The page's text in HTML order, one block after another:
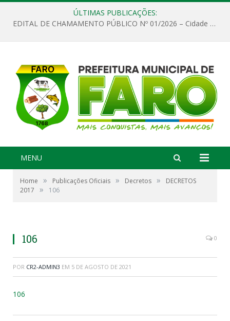
ÚLTIMAS PUBLICAÇÕES:
EDITAL DE CHAMAMENTO PÚBLICO Nº 01/2026 – Cidade de Faro
MENU
Home » Publicações Oficiais » Decretos »
DECRETOS
2017
» 106
106 0
POR CR2-ADMIN3 EM 5 DE AGOSTO DE 2021
106